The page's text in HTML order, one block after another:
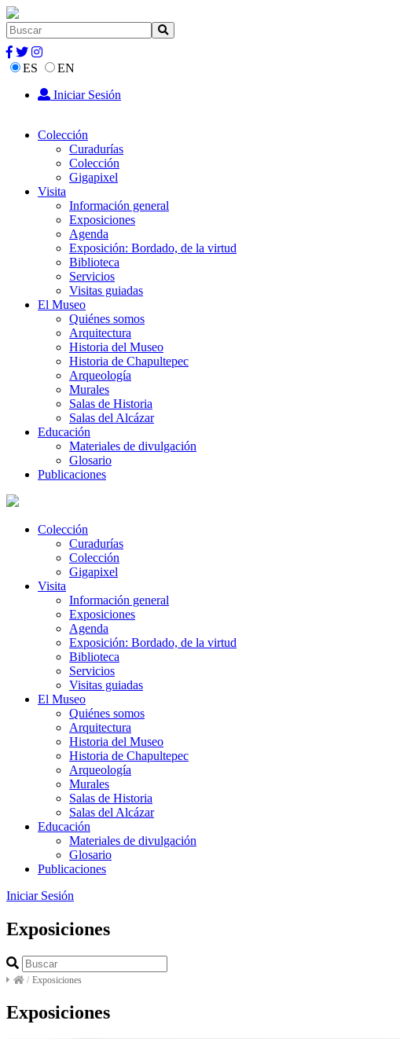
ES
EN
Iniciar Sesión
Colección
Curadurías
Colección
Gigapixel
Visita
Información general
Exposiciones
Agenda
Exposición: Bordado, de la virtud
Biblioteca
Servicios
Visitas guiadas
El Museo
Quiénes somos
Arquitectura
Historia del Museo
Historia de Chapultepec
Arqueología
Murales
Salas de Historia
Salas del Alcázar
Educación
Materiales de divulgación
Glosario
Publicaciones
Colección
Curadurías
Colección
Gigapixel
Visita
Información general
Exposiciones
Agenda
Exposición: Bordado, de la virtud
Biblioteca
Servicios
Visitas guiadas
El Museo
Quiénes somos
Arquitectura
Historia del Museo
Historia de Chapultepec
Arqueología
Murales
Salas de Historia
Salas del Alcázar
Educación
Materiales de divulgación
Glosario
Publicaciones
Iniciar Sesión
Exposiciones
/ Exposiciones
Exposiciones